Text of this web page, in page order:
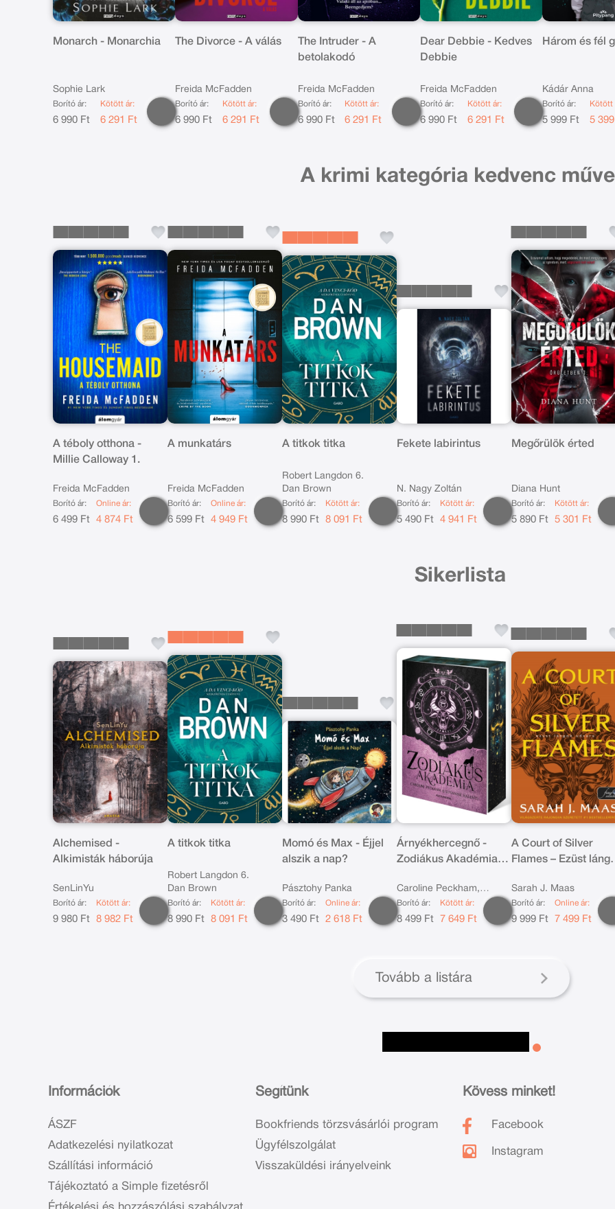
Monarch - Monarchia
Sophie Lark
Borító ár:
6 990 Ft
Kötött ár:
6 291 Ft
The Divorce - A válás
Freida McFadden
Borító ár:
6 990 Ft
Kötött ár:
6 291 Ft
The Intruder - A
betolakodó
Freida McFadden
Borító ár:
6 990 Ft
Kötött ár:
6 291 Ft
Dear Debbie - Kedves
Debbie
Freida McFadden
Borító ár:
6 990 Ft
Kötött ár:
6 291 Ft
Három és fél
Kádár Anna
Borító ár:
5 999 Ft
Kötött
5
A krimi kategória kedvenc
A téboly otthona -
Millie Calloway 1.
Freida McFadden
Borító ár:
6 499 Ft
Online ár:
4 874 Ft
A munkatárs
Freida McFadden
Borító ár:
6 599 Ft
Online ár:
4 949 Ft
A titkok titka
Robert Langdon 6.
Dan Brown
Borító ár:
8 990 Ft
Kötött ár:
8 091 Ft
Fekete labirintus
N. Nagy Zoltán
Borító ár:
5 490 Ft
Kötött ár:
4 941 Ft
Megőrülök érted
Diana Hunt
Borító ár:
5 890 Ft
Kötött ár:
5 301 Ft
Sikerlista
Alchemised -
Alkimisták háborúja
SenLinYu
Borító ár:
9 980 Ft
Kötött ár:
8 982 Ft
A titkok titka
Robert Langdon 6.
Dan Brown
Borító ár:
8 990 Ft
Kötött ár:
8 091 Ft
Momó és Max - Éjjel
alszik a nap?
Pásztohy Panka
Borító ár:
3 490 Ft
Online ár:
2 618 Ft
Árnyékhercegnő -
Zodiákus Akadémia -
Caroline Peckham,
Susanne Valenti
Borító ár:
8 499 Ft
Kötött ár:
7 649 Ft
A Court of Silver
Flames – Ezüst
rózsák udvara 5.)
Sarah J. Maas
Borító ár:
9 999 Ft
Online ár:
7 499 Ft
Tovább a listára
Információk
ÁSZF
Adatkezelési nyilatkozat
Szállítási információ
Tájékoztató a Simple fizetésről
Segítünk
Bookfriends törzsvásárlói program
Ügyfélszolgálat
Visszaküldési irányelveink
Kövess minket!
Facebook
Instagram